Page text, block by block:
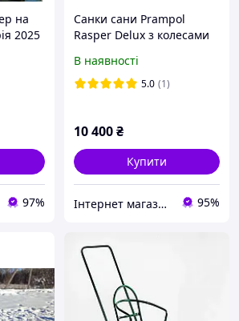
на
2025
97%
Санки сани Prampol
Rasper Delux з колесами
В наявності
5.0 (1)
10 400₴
Купити
Інтернет магазин "Vip-Sad" 95%